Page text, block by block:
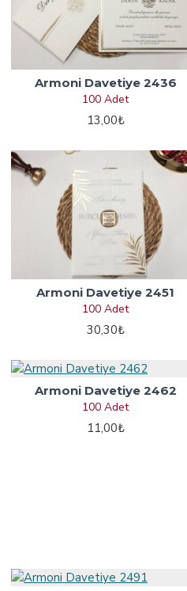
Armoni Davetiye 2436
100 Adet
13,00₺
Armoni Davetiye 2451
100 Adet
30,30₺
Armoni Davetiye 2462
100 Adet
11,00₺